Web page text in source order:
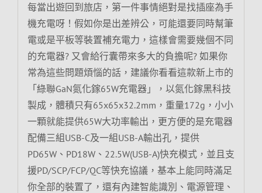
每當出遊回到旅店，第一件事情絕對是找插座為手
機充電呀！假如你是出差辨公，可能還要同時幫筆
電或是平板等裝置補充電力，這樣會需要幾個不同
的充電器? 又會給行囊帶來多大的負擔呢? 如果你
常為這些問題煩惱的話，建議你看看這款新上市的
「綠聯GaN氮化鎵65W充電器」，以氮化鎵黑科技
製成，體積只有65x65x32.2mm，重量172g，小小
一顆就能提供65W大功率輸出，更方便的是充電器
配備三組USB-C及一組USB-A輸出孔，提供
PD65W、PD18W、22.5W(USB-A)快充模式，並且支
援PD/SCP/FCP/QC等快充協議，基本上能同時滿足
你全部的裝置了，還有內建智能識別、電源管理、